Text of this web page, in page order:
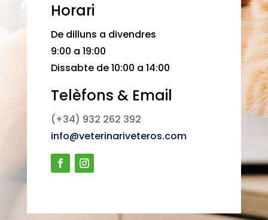
Horari
De dilluns a divendres
9:00 a 19:00
Dissabte de 10:00 a 14:00
Telèfons & Email
(+34) 932 262 392
info@veterinariveteros.com